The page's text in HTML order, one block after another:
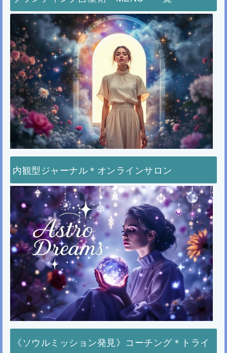
内観型ジャーナル＊オンラインサロン
《ソウルミッション発見》コーチング＊トライ